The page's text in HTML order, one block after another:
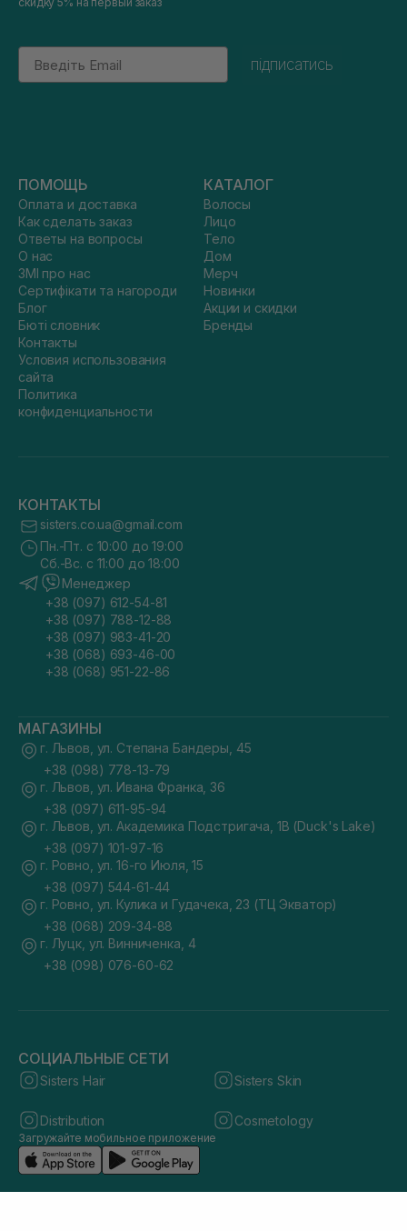
Email
підписатись
ПОМОЩЬ
Оплата и доставка
Как сделать заказ
Ответы на вопросы
О нас
ЗМІ про нас
Сертифікати та нагороди
Блог
Бюті словник
Контакты
Условия использования
сайта
Политика
конфиденциальности
КАТАЛОГ
Волосы
Лицо
Тело
Дом
Мерч
Новинки
Акции и скидки
Бренды
КОНТАКТЫ
sisters.co.ua@gmail.com
Пн.-Пт. с 10:00 до 19:00
Сб.-Вс. с 11:00 до 18:00
Менеджер
+38 (097) 612-54-81
+38 (097) 788-12-88
+38 (097) 983-41-20
+38 (068) 693-46-00
+38 (068) 951-22-86
МАГАЗИНЫ
г. Львов, ул. Степана Бандеры, 45
+38 (098) 778-13-79
г. Львов, ул. Ивана Франка, 36
+38 (097) 611-95-94
г. Львов, ул. Академика Подстригача, 1В (Duck's Lake)
+38 (097) 101-97-16
г. Ровно, ул. 16-го Июля, 15
+38 (097) 544-61-44
г. Ровно, ул. Кулика и Гудачека, 23 (ТЦ Экватор)
+38 (068) 209-34-88
г. Луцк, ул. Винниченка, 4
+38 (098) 076-60-62
СОЦИАЛЬНЫЕ СЕТИ
Sisters Hair Sisters Skin
Distribution Cosmetology
Загружайте мобильное приложение